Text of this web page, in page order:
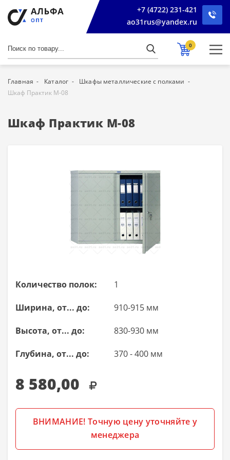
+7 (4722) 231-421
ao31rus@yandex.ru
0
Главная Каталог
Шкафы металлические с полками
Шкаф Практик М-08
Шкаф Практик М-08
Количество полок: 1
Ширина, от... до: 910-915 мм
Высота, от... до: 830-930 мм
Глубина, от... до: 370 - 400 мм
8 580,00
ВНИМАНИЕ! Точную цену уточняйте у
менеджера